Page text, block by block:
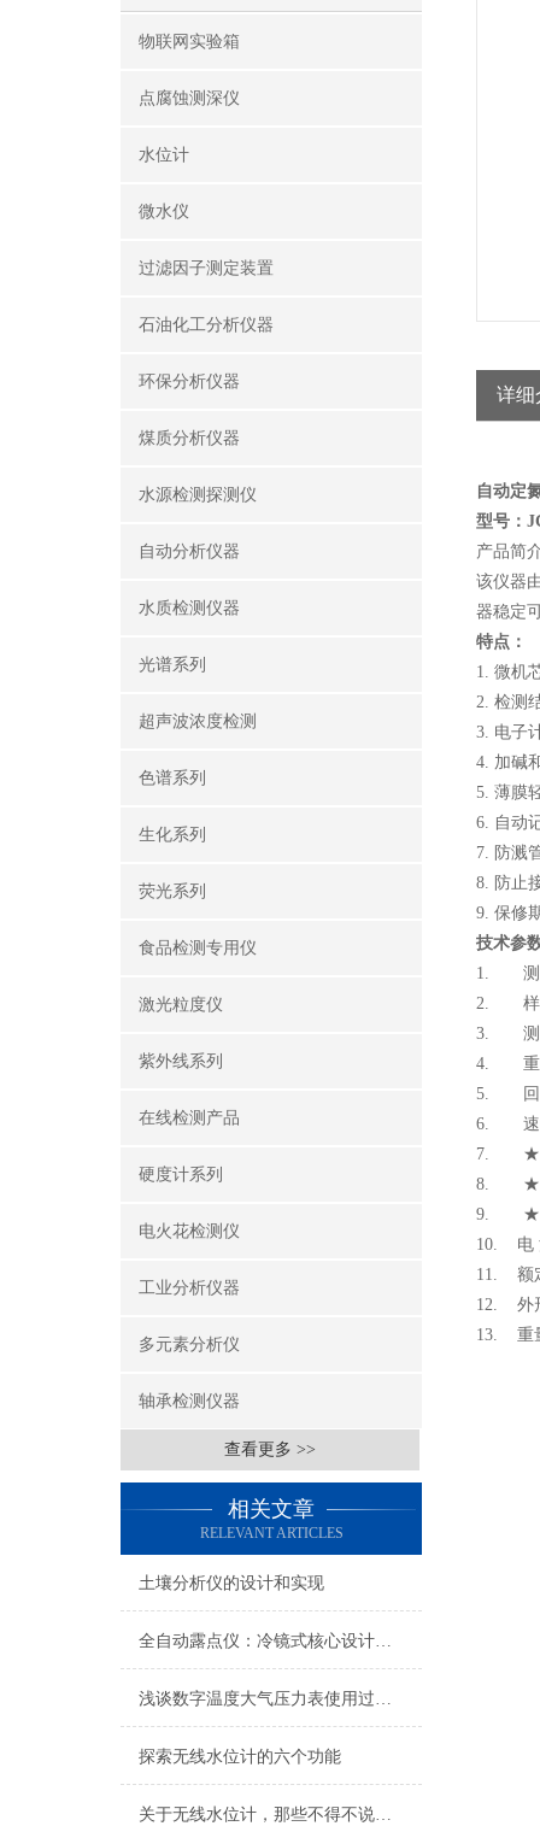
物联网实验箱
点腐蚀测深仪
水位计
微水仪
过滤因子测定装置
石油化工分析仪器
环保分析仪器
煤质分析仪器
水源检测探测仪
自动分析仪器
水质检测仪器
光谱系列
超声波浓度检测
色谱系列
生化系列
荧光系列
食品检测专用仪
激光粒度仪
紫外线系列
在线检测产品
硬度计系列
电火花检测仪
工业分析仪器
多元素分析仪
轴承检测仪器
查看更多 >>
相关文章
RELEVANT ARTICLES
土壤分析仪的设计和实现
全自动露点仪：冷镜式核心设计原理解析
浅谈数字温度大气压力表使用过程中的注意事项
探索无线水位计的六个功能
关于无线水位计，那些不得不说的事
详细
自动定
型号：
产品简
该仪器
器稳定
特点：
1. 微机
2. 检测
3. 电子
4. 加碱
5. 薄膜
6. 自动
7. 防溅
8. 防止
9. 保修
技术参
1. 测定
2. 样品
3. 测试
4. 重复
5. 回
6. 速
7. ★一
8. ★一
9. ★防
10. 电
11. 额
12. 外
13. 重